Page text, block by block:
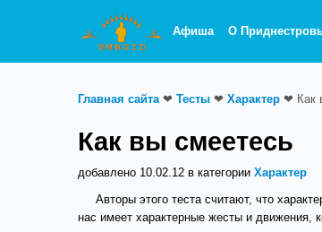
Афиша О
Главная сайта❤ Тесты ❤ Характер ❤ Как
Как вы смеетесь
добавлено 10.02.12 в категории Характер
Авторы этого теста считают, что
нас имеет характерные жесты и движения,